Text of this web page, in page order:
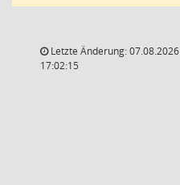
Letzte Änderung: 07.08.2026
17:02:15